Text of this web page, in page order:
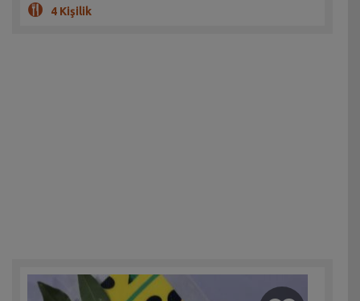
4 Kişilik